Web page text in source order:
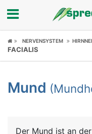
Fokus
Symptome
NERVENSYSTEM
FACIALIS
Mund
Der Mund ist an